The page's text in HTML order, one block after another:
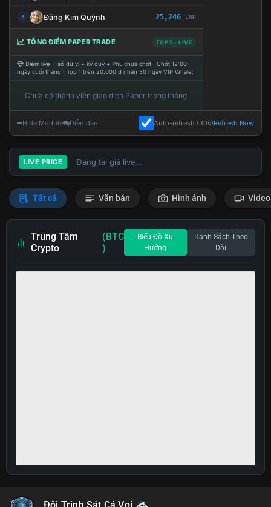
5 Đặng Kim Quỳnh 25,246 VNĐ
TỔNG ĐIỂM PAPER TRADE TOP 5 · LIVE
Điểm live = số dư ví + ký quỹ + PnL chưa chốt · Chốt 12:00
ngày cuối tháng · Top 1 trên 20.000 đ nhận 30 ngày VIP Whale.
Chưa có thành viên giao dịch Paper trong tháng.
Hide Module Diễn đàn Auto-refresh (30s)Refresh Now
LIVE PRICE Đang tải giá live...
Tất cả Văn bản Hình ảnh Video
Trung Tâm
Crypto
(BTC
)
Biểu Đồ Xu
Hướng
Danh Sách Theo
Dõi